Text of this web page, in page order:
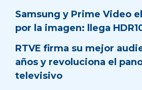
Samsung y Prime Video
por la imagen: llega
RTVE firma su mejor
años y revoluciona el
televisivo